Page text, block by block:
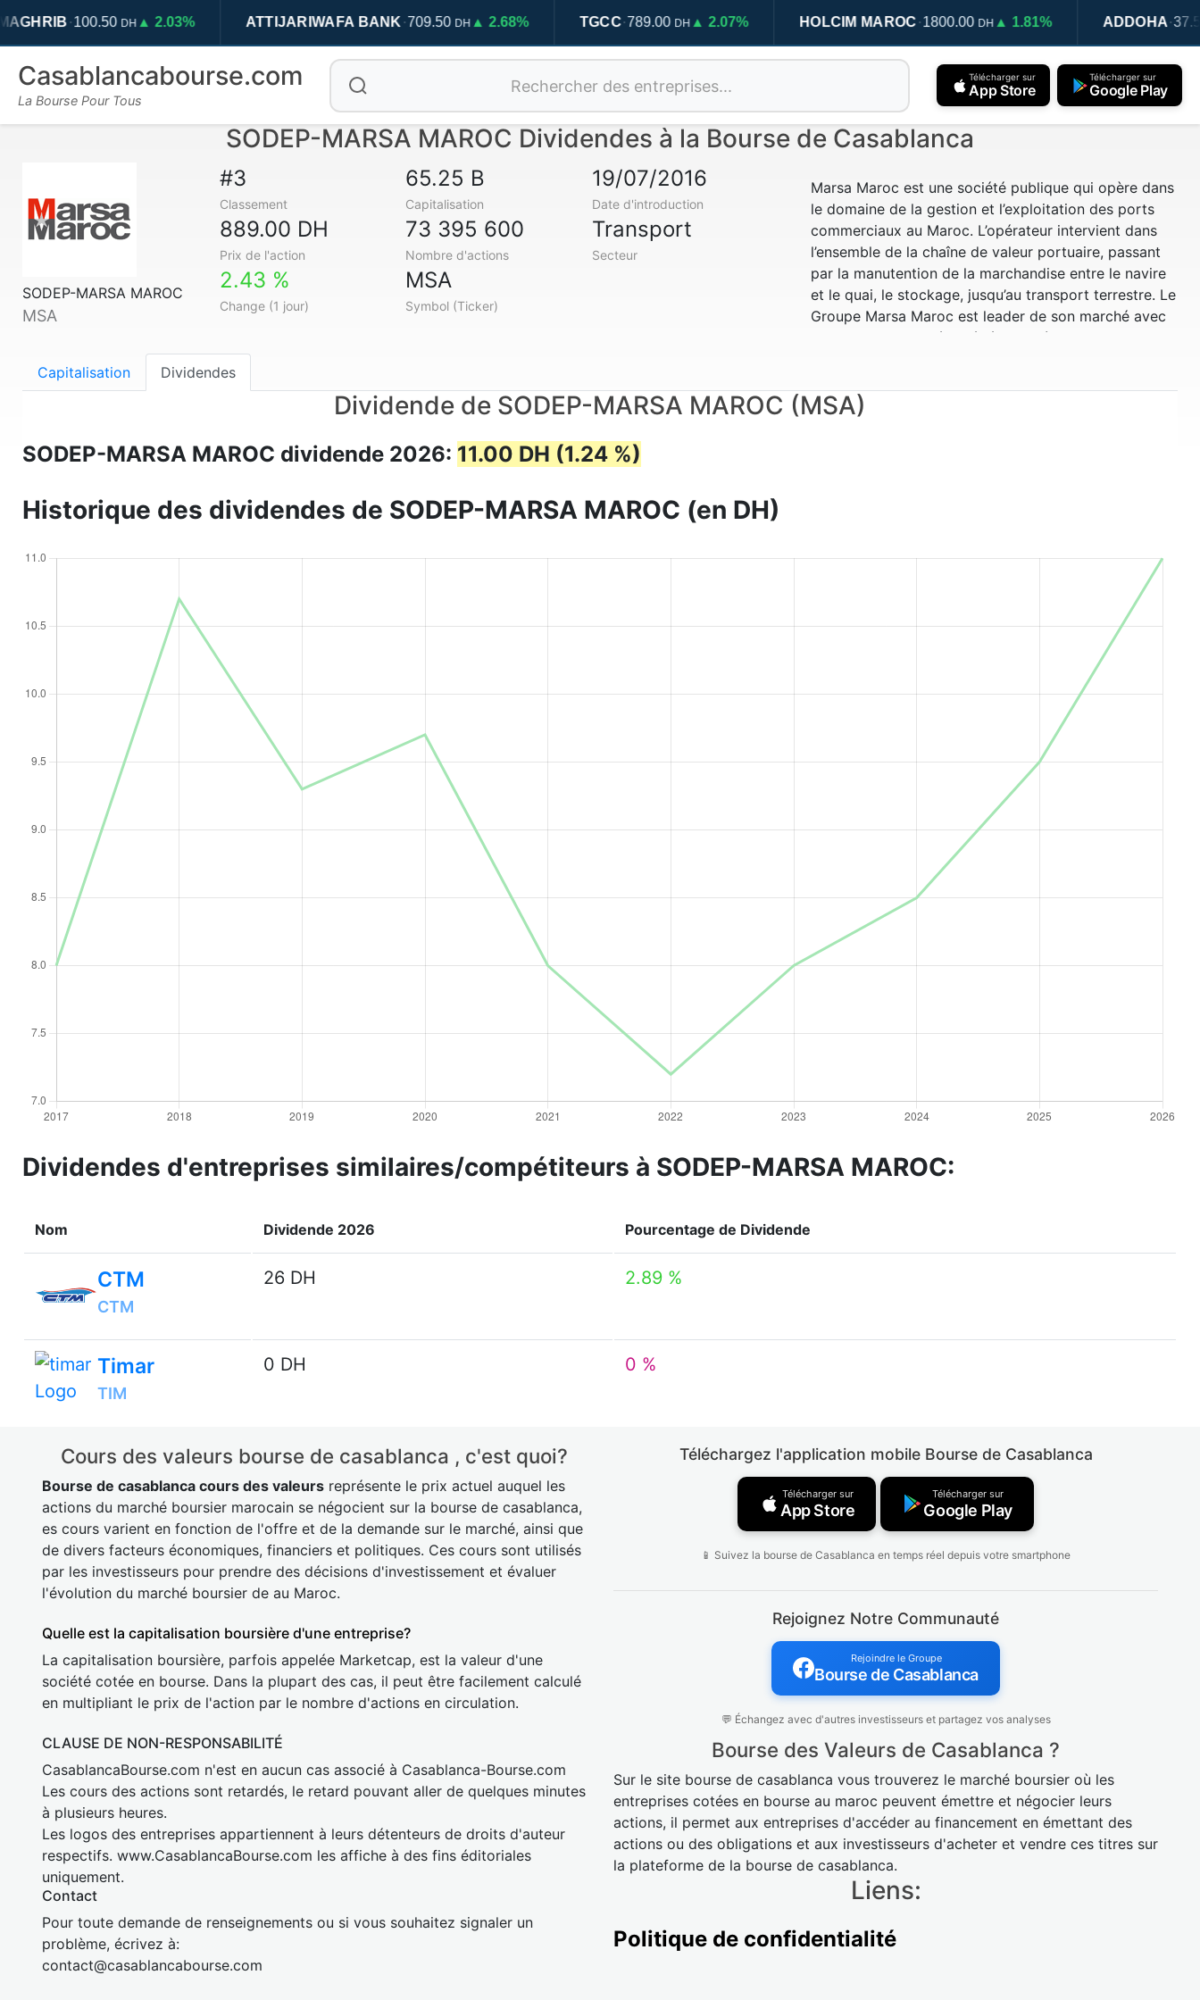
·100.50DH▲ 2.03% ATTIJARIWAFA BANK·709.50DH▲ 2.68% TGCC·789.00DH▲ 2.07% HOLCIM MAROC·1800.00DH▲ 1.81% ADDOHA·37.59DH▲
Casablancabourse.com
La Bourse Pour Tous
Télécharger sur
App Store
Télécharger sur
Google Play
SODEP-MARSA MAROC Dividendes à la Bourse de Casablanca
SODEP-MARSA MAROC
MSA
#3
Classement
65.25 B
Capitalisation
19/07/2016
Date d'introduction
889.00 DH
Prix de l'action
73 395 600
Nombre d'actions
Transport
Secteur
2.43 %
Change (1 jour)
MSA
Symbol (Ticker)
Marsa Maroc est une société publique qui opère dans
le domaine de la gestion et l’exploitation des ports
commerciaux au Maroc. L’opérateur intervient dans
l’ensemble de la chaîne de valeur portuaire, passant
par la manutention de la marchandise entre le navire
et le quai, le stockage, jusqu’au transport terrestre. Le
Groupe Marsa Maroc est leader de son marché avec
une part de marché agrégée de près de 45% et une
la ville de Tan Tan. Marsa Maroc est dirigée par M.
Capitalisation Dividendes
Dividende de SODEP-MARSA MAROC (MSA)
SODEP-MARSA MAROC dividende 2026: 11.00 DH (1.24 %)
Historique des dividendes de SODEP-MARSA MAROC (en DH)
Dividendes d'entreprises similaires/compétiteurs à SODEP-MARSA MAROC:
Nom Dividende 2026 Pourcentage de Dividende
CTM
CTM
26 DH 2.89 %
Timar
TIM
0 DH 0 %
Cours des valeurs bourse de casablanca , c'est quoi?
Bourse de casablanca cours des valeurs représente le prix actuel auquel les
actions du marché boursier marocain se négocient sur la bourse de casablanca,
es cours varient en fonction de l'offre et de la demande sur le marché, ainsi que
de divers facteurs économiques, financiers et politiques. Ces cours sont utilisés
par les investisseurs pour prendre des décisions d'investissement et évaluer
l'évolution du marché boursier de au Maroc.
Quelle est la capitalisation boursière d'une entreprise?
La capitalisation boursière, parfois appelée Marketcap, est la valeur d'une
société cotée en bourse. Dans la plupart des cas, il peut être facilement calculé
en multipliant le prix de l'action par le nombre d'actions en circulation.
CLAUSE DE NON-RESPONSABILITÉ
CasablancaBourse.com n'est en aucun cas associé à Casablanca-Bourse.com
Les cours des actions sont retardés, le retard pouvant aller de quelques minutes
à plusieurs heures.
Les logos des entreprises appartiennent à leurs détenteurs de droits d'auteur
respectifs. www.CasablancaBourse.com les affiche à des fins éditoriales
uniquement.
Contact
Pour toute demande de renseignements ou si vous souhaitez signaler un
problème, écrivez à:
contact@casablancabourse.com
Téléchargez l'application mobile Bourse de Casablanca
Télécharger sur
App Store
Télécharger sur
Google Play
📱 Suivez la bourse de Casablanca en temps réel depuis votre smartphone
Rejoignez Notre Communauté
Rejoindre le Groupe
Bourse de Casablanca
💬 Échangez avec d'autres investisseurs et partagez vos analyses
Bourse des Valeurs de Casablanca ?
Sur le site bourse de casablanca vous trouverez le marché boursier où les
entreprises cotées en bourse au maroc peuvent émettre et négocier leurs
actions, il permet aux entreprises d'accéder au financement en émettant des
actions ou des obligations et aux investisseurs d'acheter et vendre ces titres sur
la plateforme de la bourse de casablanca.
Liens:
Politique de confidentialité